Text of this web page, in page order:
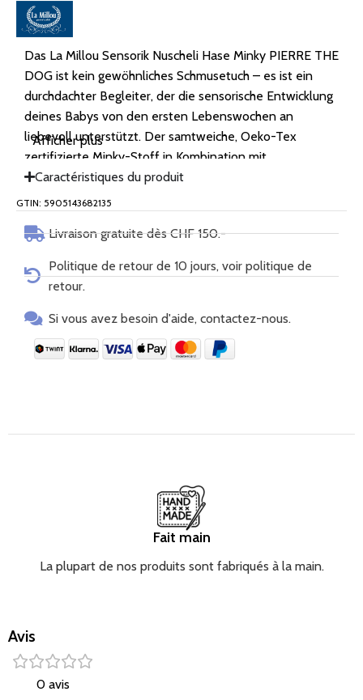
Das La Millou Sensorik Nuscheli Hase Minky PIERRE THE
DOG ist kein gewöhnliches Schmusetuch – es ist ein
durchdachter Begleiter, der die sensorische Entwicklung
deines Babys von den ersten Lebenswochen an
liebevoll unterstützt. Der samtweiche, Oeko-Tex
zertifizierte Minky-Stoff in Kombination mit
hochwertiger Baumwolle schafft ein spannendes
Zusammenspiel verschiedener Texturen, das kleine
Grâce à sa conception compacte et légère, le lange en
mousseline tient parfaitement dans la main de bébé et
l'accompagne partout : dans la poussette, le berceau, le
maison. Il devient vite un indispensable, offrant à votre
bébé sécurité et confort.
Chaque détail a été soigneusement choisi : des
✔ Favorise le développement sensoriel et la motricité
✔ La diversité des textures stimule la curiosité et l'esprit
de découverte
peau
✔ Un merveilleux cadeau pour les nouveau-nés
Un compagnon affectueux au quotidien pour votre
Afficher plus
Caractéristiques du produit
GTIN: 5905143682135
Livraison gratuite dès CHF 150.-
Politique de retour de 10 jours, voir politique de
retour.
Si vous avez besoin d'aide, contactez-nous.
Fait main
La plupart de nos produits sont fabriqués à la main.
Avis
0 avis